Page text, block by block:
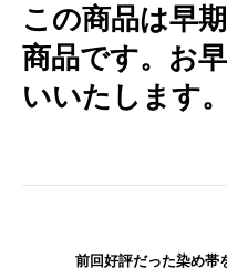
この商品は早
商品です。お
いいたします。
前回好評だった染め帯